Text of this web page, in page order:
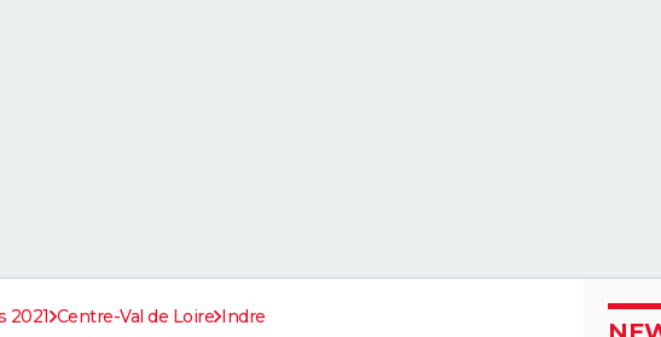
2021 Centre-Val de Loire Indre